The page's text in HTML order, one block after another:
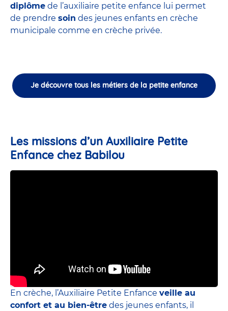
diplôme de l’auxiliaire petite enfance lui permet
de prendre soin des jeunes enfants en crèche
municipale comme en crèche privée.
Je découvre tous les métiers de la petite enfance
Les missions d’un Auxiliaire Petite
Enfance chez Babilou
En crèche, l’Auxiliaire Petite Enfance veille au
confort et au bien-être des jeunes enfants, il